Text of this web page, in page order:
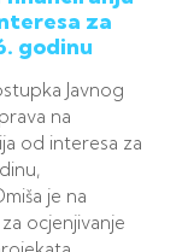
za
godinu
Javnog
na
od interesa za
je na
ocjenjivanje